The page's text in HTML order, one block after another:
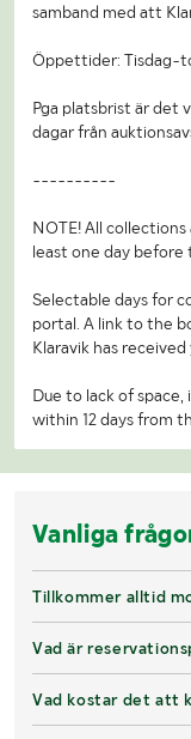
samband med att
Öppettider: Tisdag-
Pga platsbrist är det
dagar från
----------
NOTE! All
least one day before
Selectable days for
portal. A link to the
Klaravik has received
Due to lack of
within 12 days from
Vanliga
Tillkommer alltid
Vad är
Vad kostar det att